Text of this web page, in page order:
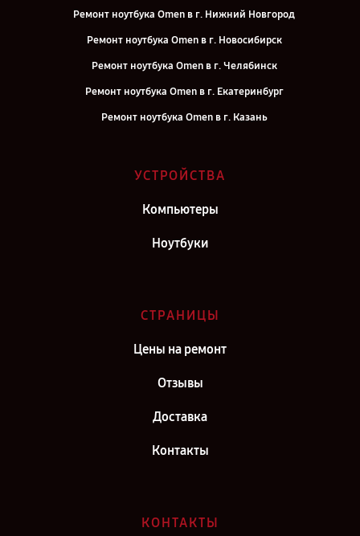
Ремонт ноутбука Omen в г. Нижний Новгород
Ремонт ноутбука Omen в г. Новосибирск
Ремонт ноутбука Omen в г. Челябинск
Ремонт ноутбука Omen в г. Екатеринбург
Ремонт ноутбука Omen в г. Казань
Ремонт ноутбука Omen в г. Саратов
Ремонт ноутбука Omen в г. Киров
УСТРОЙСТВА
Компьютеры
Ноутбуки
СТРАНИЦЫ
Цены на ремонт
Отзывы
Доставка
Контакты
КОНТАКТЫ